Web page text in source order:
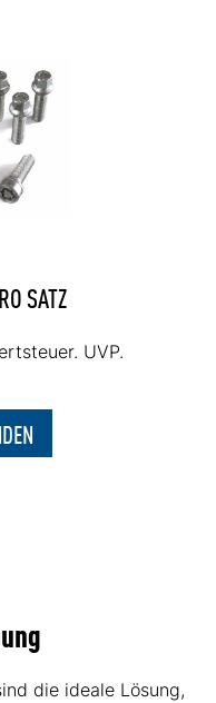
SATZ
UVP.
die ideale Lösung,